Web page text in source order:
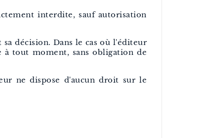
interdite, sauf autorisation
décision. Dans le cas où l'éditeur
tout moment, sans obligation de
ne dispose d'aucun droit sur le